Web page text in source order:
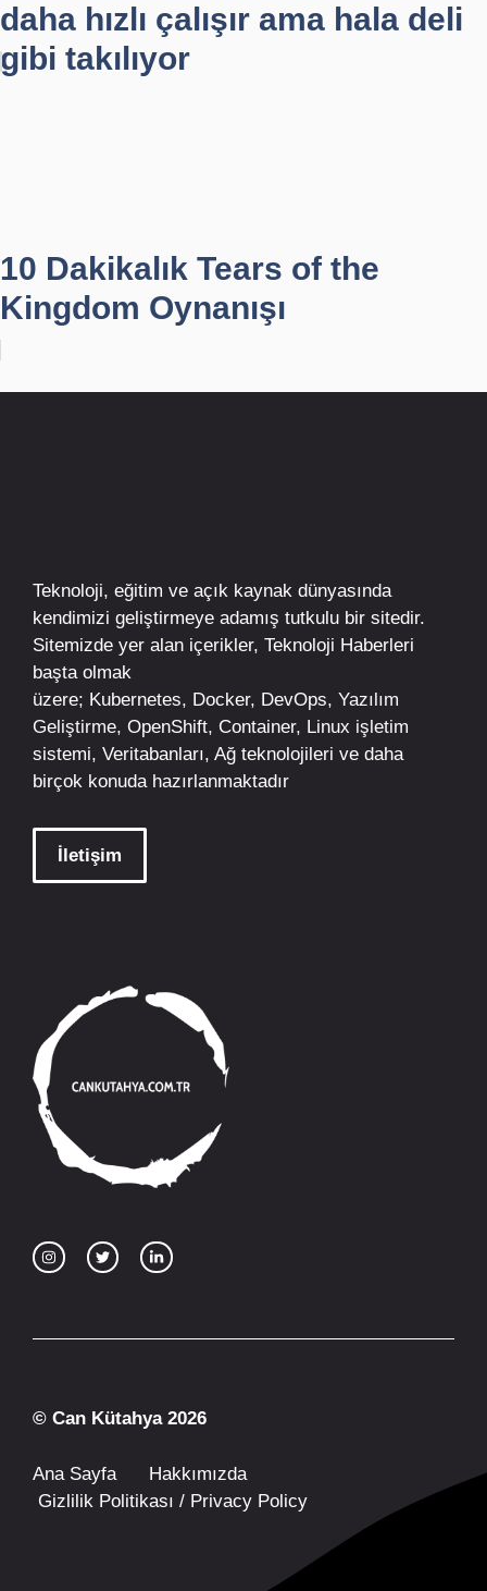
daha hızlı çalışır ama hala deli
gibi takılıyor
10 Dakikalık Tears of the
Kingdom Oynanışı
Teknoloji, eğitim ve açık kaynak dünyasında
kendimizi geliştirmeye adamış tutkulu bir sitedir.
Sitemizde yer alan içerikler, Teknoloji Haberleri
başta olmak
üzere; Kubernetes, Docker, DevOps, Yazılım
Geliştirme, OpenShift, Container, Linux işletim
sistemi, Veritabanları, Ağ teknolojileri ve daha
birçok konuda hazırlanmaktadır
İletişim
© Can Kütahya 2026
Ana Sayfa
Hakkımızda
Gizlilik Politikası / Privacy Policy